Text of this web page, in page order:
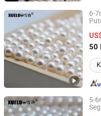
6-
50
Zhuji Xueluo Pearl
Zhejiang, China
5-
Zhuji Xueluo Pearl Jewelry